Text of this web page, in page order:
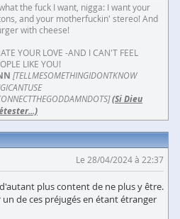
the fuck I want, nigga: I want your
and your motherfuckin' stereo! And
with cheese!
YOUR LOVE -AND I CAN'T FEEL
LIKE YOU!
[TELLMESOMETHINGIDONTKNOW
(Si Dieu
Le 28/04/2024 à 22:37
plus content de ne plus y être.
de ces préjugés en étant étranger